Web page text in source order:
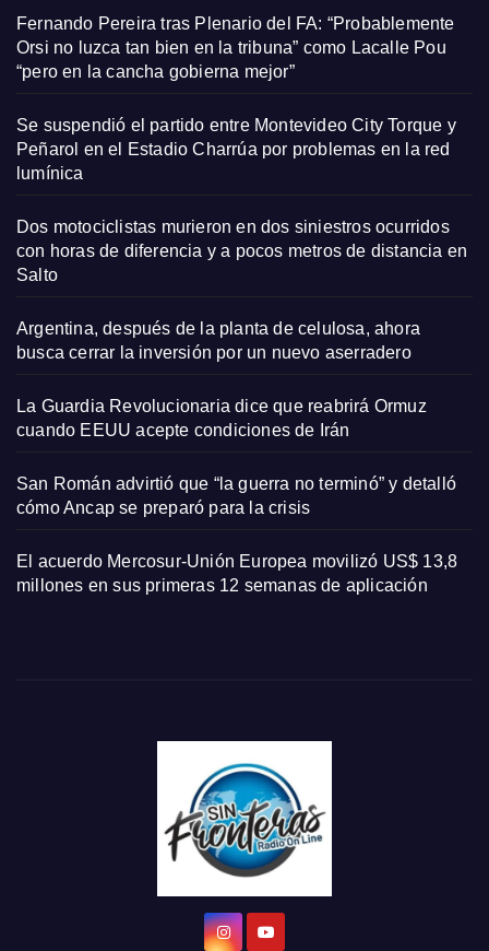
Fernando Pereira tras Plenario del FA: “Probablemente
Orsi no luzca tan bien en la tribuna” como Lacalle Pou
“pero en la cancha gobierna mejor”
Se suspendió el partido entre Montevideo City Torque y
Peñarol en el Estadio Charrúa por problemas en la red
lumínica
Dos motociclistas murieron en dos siniestros ocurridos
con horas de diferencia y a pocos metros de distancia en
Salto
Argentina, después de la planta de celulosa, ahora
busca cerrar la inversión por un nuevo aserradero
La Guardia Revolucionaria dice que reabrirá Ormuz
cuando EEUU acepte condiciones de Irán
San Román advirtió que “la guerra no terminó” y detalló
cómo Ancap se preparó para la crisis
El acuerdo Mercosur-Unión Europea movilizó US$ 13,8
millones en sus primeras 12 semanas de aplicación